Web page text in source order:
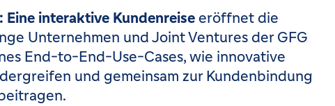
Eine interaktive Kundenreise eröffnet die
Unternehmen und Joint Ventures der GFG
End-to-End-Use-Cases, wie innovative
und gemeinsam zur Kundenbindung